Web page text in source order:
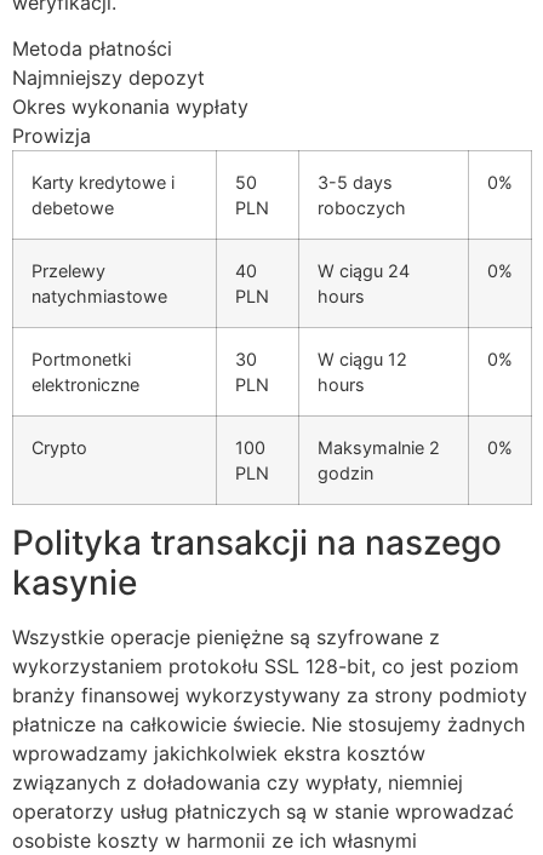
panel
panel
panel
panel
satın al
panel
panel
panel
panel
Metoda płatności
Najmniejszy depozyt
Okres wykonania wypłaty
Prowizja
Karty kredytowe i
debetowe
50
PLN
3-5 days
roboczych
0%
Przelewy
natychmiastowe
40
PLN
W ciągu 24
hours
0%
Portmonetki
elektroniczne
30
PLN
W ciągu 12
hours
0%
Crypto
100
PLN
Maksymalnie 2
godzin
0%
Polityka transakcji na naszego
kasynie
Wszystkie operacje pieniężne są szyfrowane z
wykorzystaniem protokołu SSL 128-bit, co jest poziom
branży finansowej wykorzystywany za strony podmioty
płatnicze na całkowicie świecie. Nie stosujemy żadnych
wprowadzamy jakichkolwiek ekstra kosztów
związanych z doładowania czy wypłaty, niemniej
operatorzy usług płatniczych są w stanie wprowadzać
osobiste koszty w harmonii ze ich własnymi